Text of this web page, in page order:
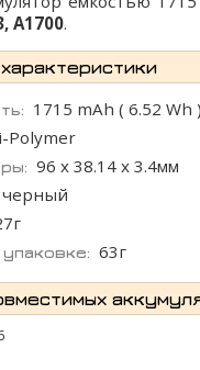
A1700.
1715 mAh ( 6.52 Wh
Polymer
96 x 38.14 x 3.4мм
черный
63г